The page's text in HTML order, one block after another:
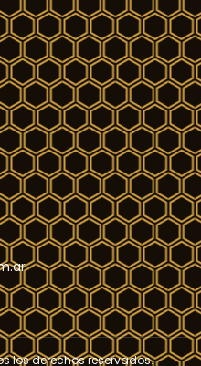
los derechos reservados.